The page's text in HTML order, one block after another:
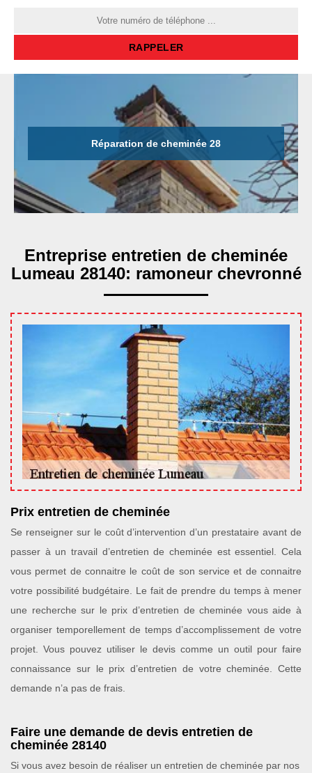
Réparation de cheminée 28
Entreprise entretien de cheminée
Lumeau 28140: ramoneur chevronné
Prix entretien de cheminée
Se renseigner sur le coût d’intervention d’un prestataire avant de
passer à un travail d’entretien de cheminée est essentiel. Cela
vous permet de connaitre le coût de son service et de connaitre
votre possibilité budgétaire. Le fait de prendre du temps à mener
une recherche sur le prix d’entretien de cheminée vous aide à
organiser temporellement de temps d’accomplissement de votre
projet. Vous pouvez utiliser le devis comme un outil pour faire
connaissance sur le prix d’entretien de votre cheminée. Cette
demande n’a pas de frais.
Faire une demande de devis entretien de
cheminée 28140
Si vous avez besoin de réaliser un entretien de cheminée par nos